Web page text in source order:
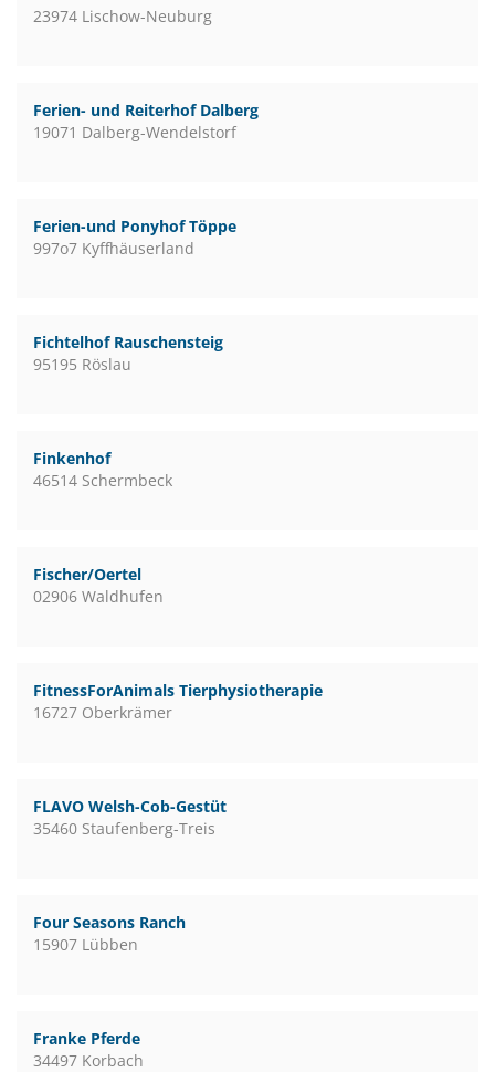
23974 Lischow-Neuburg
Ferien- und Reiterhof Dalberg
19071 Dalberg-Wendelstorf
Ferien-und Ponyhof Töppe
997o7 Kyffhäuserland
Fichtelhof Rauschensteig
95195 Röslau
Finkenhof
46514 Schermbeck
Fischer/Oertel
02906 Waldhufen
FitnessForAnimals Tierphysiotherapie
16727 Oberkrämer
FLAVO Welsh-Cob-Gestüt
35460 Staufenberg-Treis
Four Seasons Ranch
15907 Lübben
Franke Pferde
34497 Korbach